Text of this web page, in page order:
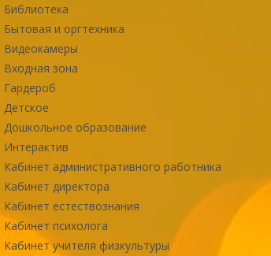
Библиотека
Бытовая и оргтехника
Видеокамеры
Входная зона
Гардероб
Детское
Дошкольное образование
Интерактив
Кабинет административного работника
Кабинет директора
Кабинет естествознания
Кабинет психолога
Кабинет учителя физкультуры